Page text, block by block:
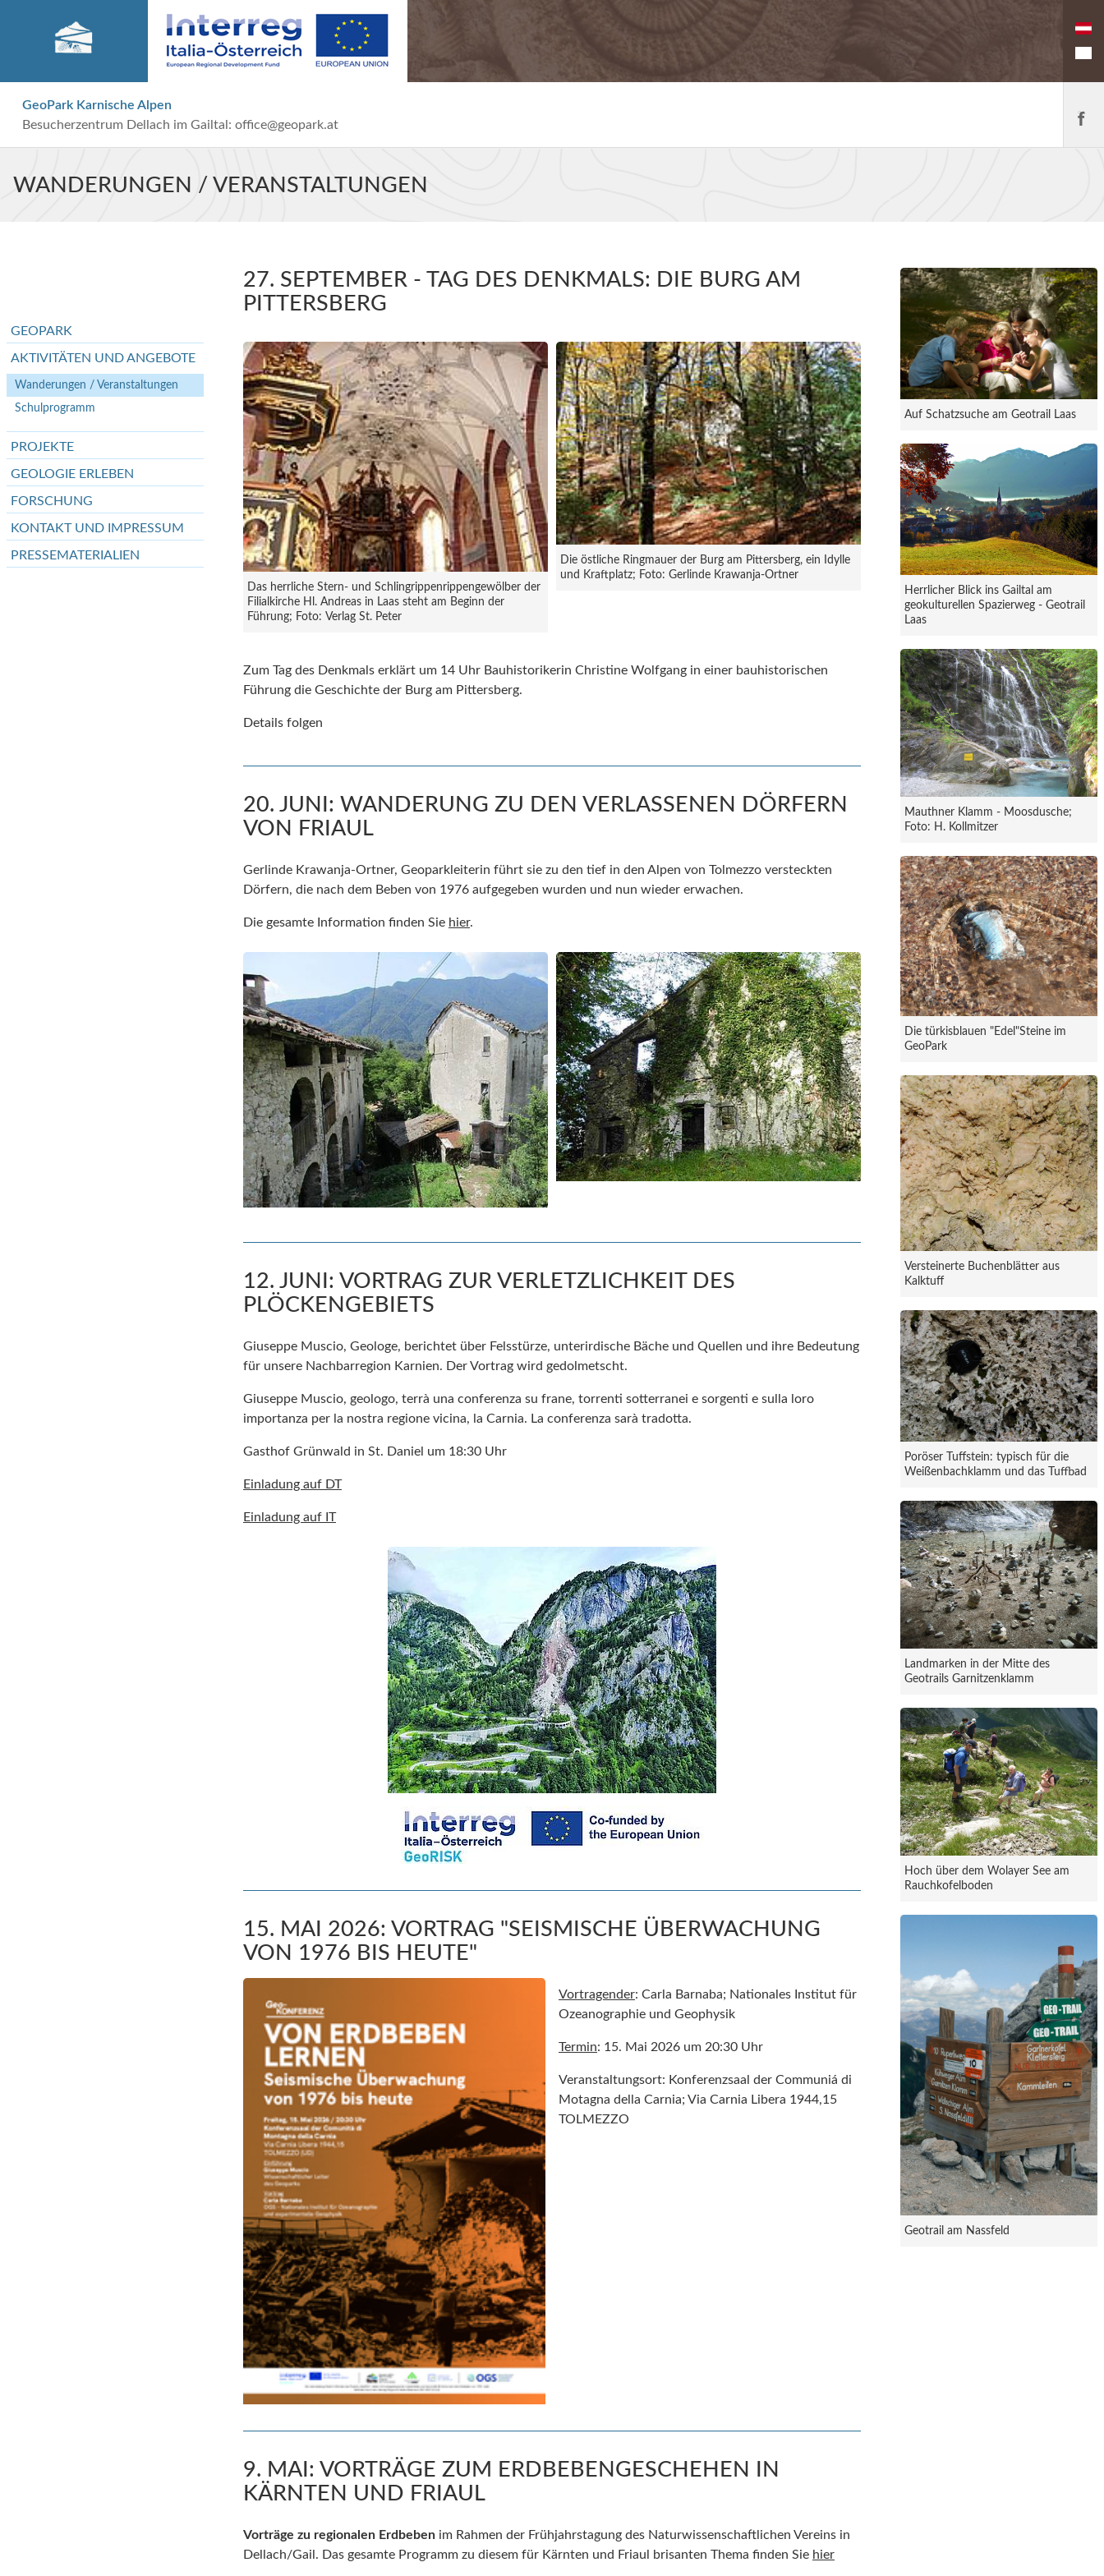
GeoPark Karnische Alpen
Besucherzentrum Dellach im Gailtal: office@geopark.at
WANDERUNGEN / VERANSTALTUNGEN
GEOPARK
AKTIVITÄTEN UND ANGEBOTE
Wanderungen / Veranstaltungen
Schulprogramm
PROJEKTE
GEOLOGIE ERLEBEN
FORSCHUNG
KONTAKT UND IMPRESSUM
PRESSEMATERIALIEN
27. SEPTEMBER - TAG DES DENKMALS: DIE BURG AM
PITTERSBERG
Das herrliche Stern- und Schlingrippenrippengewölber der
Filialkirche Hl. Andreas in Laas steht am Beginn der
Führung; Foto: Verlag St. Peter
Die östliche Ringmauer der Burg am Pittersberg, ein Idylle
und Kraftplatz; Foto: Gerlinde Krawanja-Ortner
Zum Tag des Denkmals erklärt um 14 Uhr Bauhistorikerin Christine Wolfgang in einer bauhistorischen
Führung die Geschichte der Burg am Pittersberg.
Details folgen
20. JUNI: WANDERUNG ZU DEN VERLASSENEN DÖRFERN
VON FRIAUL
Gerlinde Krawanja-Ortner, Geoparkleiterin führt sie zu den tief in den Alpen von Tolmezzo versteckten
Dörfern, die nach dem Beben von 1976 aufgegeben wurden und nun wieder erwachen.
Die gesamte Information finden Sie hier.
12. JUNI: VORTRAG ZUR VERLETZLICHKEIT DES
PLÖCKENGEBIETS
Giuseppe Muscio, Geologe, berichtet über Felsstürze, unterirdische Bäche und Quellen und ihre Bedeutung
für unsere Nachbarregion Karnien. Der Vortrag wird gedolmetscht.
Giuseppe Muscio, geologo, terrà una conferenza su frane, torrenti sotterranei e sorgenti e sulla loro
importanza per la nostra regione vicina, la Carnia. La conferenza sarà tradotta.
Gasthof Grünwald in St. Daniel um 18:30 Uhr
Einladung auf DT
Einladung auf IT
15. MAI 2026: VORTRAG "SEISMISCHE ÜBERWACHUNG
VON 1976 BIS HEUTE"
Vortragender: Carla Barnaba; Nationales Institut für
Ozeanographie und Geophysik
Termin: 15. Mai 2026 um 20:30 Uhr
Veranstaltungsort: Konferenzsaal der Communiá di
Motagna della Carnia; Via Carnia Libera 1944,15
TOLMEZZO
9. MAI: VORTRÄGE ZUM ERDBEBENGESCHEHEN IN
KÄRNTEN UND FRIAUL
Vorträge zu regionalen Erdbeben im Rahmen der Frühjahrstagung des Naturwissenschaftlichen Vereins in
Dellach/Gail. Das gesamte Programm zu diesem für Kärnten und Friaul brisanten Thema finden Sie hier
Auf Schatzsuche am Geotrail Laas
Herrlicher Blick ins Gailtal am
geokulturellen Spazierweg - Geotrail
Laas
Mauthner Klamm - Moosdusche;
Foto: H. Kollmitzer
Die türkisblauen "Edel"Steine im
GeoPark
Versteinerte Buchenblätter aus
Kalktuff
Poröser Tuffstein: typisch für die
Weißenbachklamm und das Tuffbad
Landmarken in der Mitte des
Geotrails Garnitzenklamm
Hoch über dem Wolayer See am
Rauchkofelboden
Geotrail am Nassfeld